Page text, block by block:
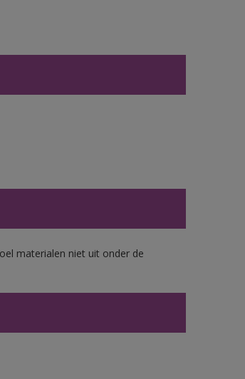
materialen niet uit onder de